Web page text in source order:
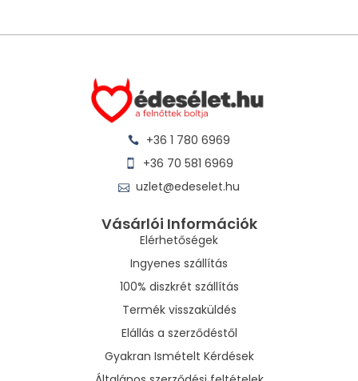
+36 1 780 6969
+36 70 581 6969
uzlet@edeselet.hu
Vásárlói Információk
Elérhetőségek
Ingyenes szállítás
100% diszkrét szállítás
Termék visszaküldés
Elállás a szerződéstől
Gyakran Ismételt Kérdések